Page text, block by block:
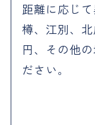
距離に応じ
樽、江別、
円、その他
ださい。